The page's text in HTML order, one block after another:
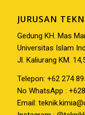
JURUSAN
Gedung KH. Mas
Universitas Islam
Jl. Kaliurang KM.
Telepon: +62 274
No WhatsApp :
Email: